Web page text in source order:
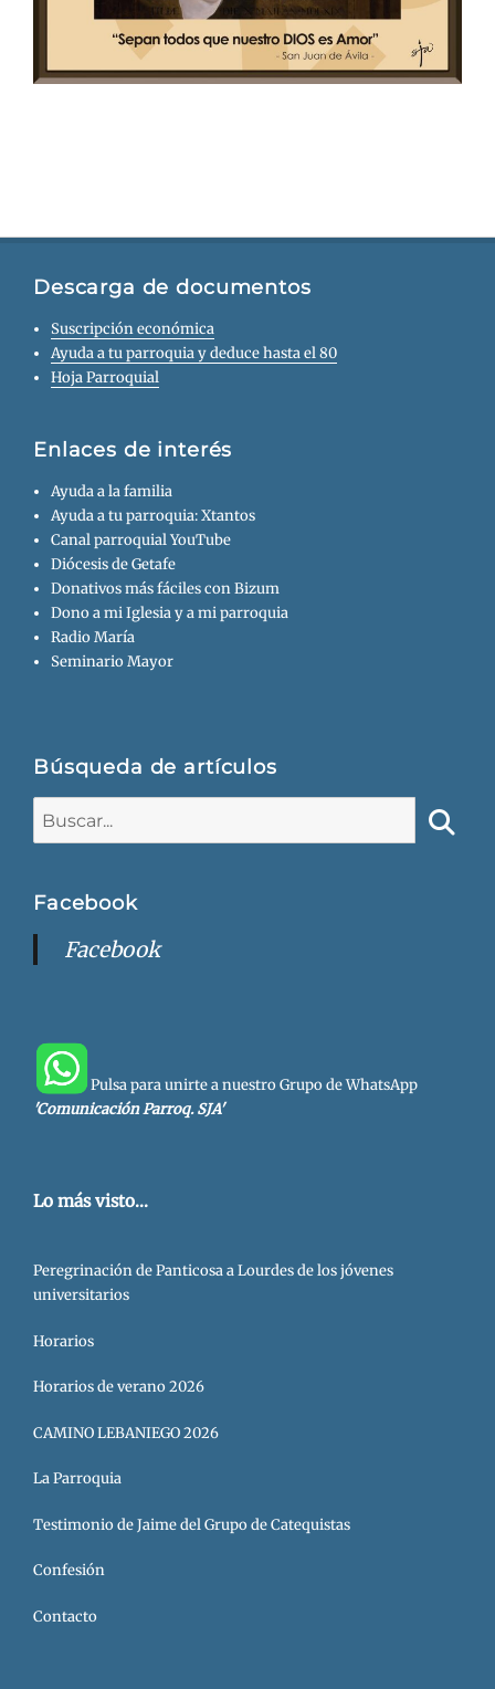
Descarga de documentos
Suscripción económica
Ayuda a tu parroquia y deduce hasta el 80
Hoja Parroquial
Enlaces de interés
Ayuda a la familia
Ayuda a tu parroquia: Xtantos
Canal parroquial YouTube
Diócesis de Getafe
Donativos más fáciles con Bizum
Dono a mi Iglesia y a mi parroquia
Radio María
Seminario Mayor
Búsqueda de artículos
Facebook
Facebook
Pulsa para unirte a nuestro Grupo de WhatsApp
'Comunicación Parroq. SJA'
Lo más visto...
Peregrinación de Panticosa a Lourdes de los jóvenes
universitarios
Horarios
Horarios de verano 2026
CAMINO LEBANIEGO 2026
La Parroquia
Testimonio de Jaime del Grupo de Catequistas
Confesión
Contacto